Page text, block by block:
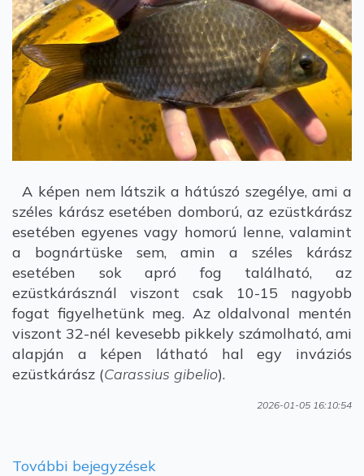
A képen nem látszik a hátúszó szegélye, ami a
széles kárász esetében domború, az ezüstkárász
esetében egyenes vagy homorú lenne, valamint
a bognártüske sem, amin a széles kárász
esetében sok apró fog található, az
ezüstkárásznál viszont csak 10-15 nagyobb
fogat figyelhetünk meg. Az oldalvonal mentén
viszont 32-nél kevesebb pikkely számolható, ami
alapján a képen látható hal egy inváziós
ezüstkárász (Carassius gibelio).
2026-01-05 16:10:54
További bejegyzések